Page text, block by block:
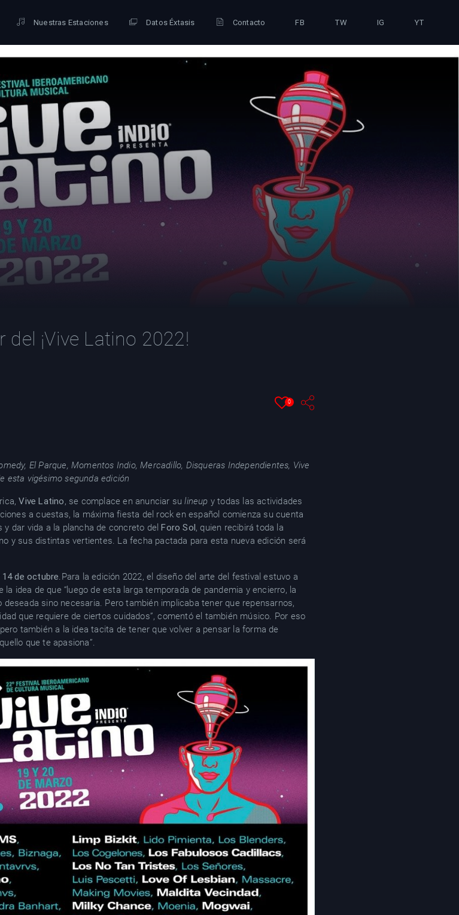
Nuestras Estaciones Datos Éxtasis Contacto FB TW IG YT
¡Vive Latino 2022!
0
El Parque, Momentos Indio, Mercadillo, Disqueras Independientes, Vive
esta vigésimo segunda edición
Vive Latino, se complace en anunciar sulineup y todas las actividades
a cuestas, la máxima fiesta del rock en español comienza su cuenta
dar vida a la plancha de concreto delForo Sol, quien recibirá toda la
y sus distintas vertientes. La fecha pactada para esta nueva edición será
14 de octubre.Para la edición 2022, el diseño del arte del festival estuvo a
idea de que “luego de esta larga temporada de pandemia y encierro, la
sino necesaria. Pero también implicaba tener que repensarnos,
que requiere de ciertos cuidados”, comentó el también músico. Por eso
también a la idea tacita de tener que volver a pensar la forma de
que te apasiona”.